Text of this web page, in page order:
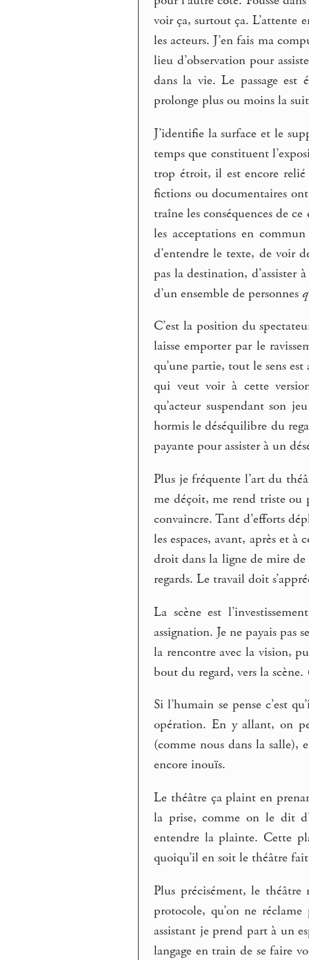
voir ça, surtout ça. L’attente
les acteurs. J’en fais ma
lieu d’observation pour
dans la vie. Le passage est
prolonge plus ou moins la
J’identifie la surface et le
temps que constituent
trop étroit, il est encore relié
fictions ou documentaires
traîne les conséquences de
les acceptations en
d’entendre le texte, de voir
pas la destination, d’assister
d’un ensemble de personnes
C’est la position du
laisse emporter par le
qu’une partie, tout le sens est
qui veut voir à cette
qu’acteur suspendant son
hormis le déséquilibre du
payante pour assister à un
Plus je fréquente l’art du
me déçoit, me rend triste ou
convaincre. Tant d’efforts
les espaces, avant, après et
droit dans la ligne de mire
regards. Le travail doit
La scène est
assignation. Je ne payais
la rencontre avec la vision,
bout du regard, vers la scène.
Si l’humain se pense c’est
opération. En y allant, on
(comme nous dans la salle),
encore inouïs.
Le théâtre ça plaint en
la prise, comme on le dit
entendre la plainte. Cette
quoiqu’il en soit le théâtre
Plus précisément, le théâtre
protocole, qu’on ne
assistant je prend part à un
langage en train de se faire